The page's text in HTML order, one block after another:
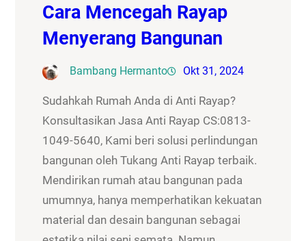
Cara Mencegah Rayap
Menyerang Bangunan
Bambang Hermanto Okt 31, 2024
Sudahkah Rumah Anda di Anti Rayap?
Konsultasikan Jasa Anti Rayap CS:0813-
1049-5640, Kami beri solusi perlindungan
bangunan oleh Tukang Anti Rayap terbaik.
Mendirikan rumah atau bangunan pada
umumnya, hanya memperhatikan kekuatan
material dan desain bangunan sebagai